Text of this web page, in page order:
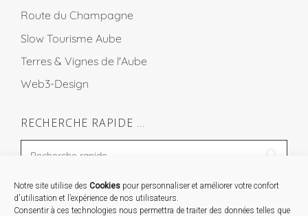
Notre site utilise des Cookies pour personnaliser et améliorer votre confort
d'utilisation et l’expérience de nos utilisateurs.
Consentir à ces technologies nous permettra de traiter des données telles que
Route du Champagne
Slow Tourisme Aube
Terres & Vignes de l'Aube
Web3-Design
RECHERCHE RAPIDE …
STAGES …